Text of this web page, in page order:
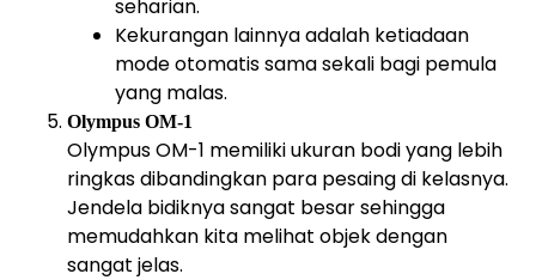
seharian.
Kekurangan lainnya adalah ketiadaan
mode otomatis sama sekali bagi pemula
yang malas.
Olympus OM-1
Olympus OM-1 memiliki ukuran bodi yang lebih
ringkas dibandingkan para pesaing di kelasnya.
Jendela bidiknya sangat besar sehingga
memudahkan kita melihat objek dengan
sangat jelas.